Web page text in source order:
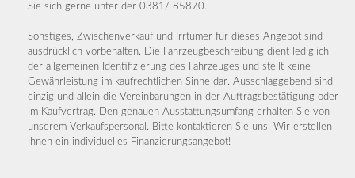
Sie sich gerne unter der 0381/ 85870.
Sonstiges, Zwischenverkauf und Irrtümer für dieses Angebot sind
ausdrücklich vorbehalten. Die Fahrzeugbeschreibung dient lediglich
der allgemeinen Identifizierung des Fahrzeuges und stellt keine
Gewährleistung im kaufrechtlichen Sinne dar. Ausschlaggebend sind
einzig und allein die Vereinbarungen in der Auftragsbestätigung oder
im Kaufvertrag. Den genauen Ausstattungsumfang erhalten Sie von
unserem Verkaufspersonal. Bitte kontaktieren Sie uns. Wir erstellen
Ihnen ein individuelles Finanzierungsangebot!